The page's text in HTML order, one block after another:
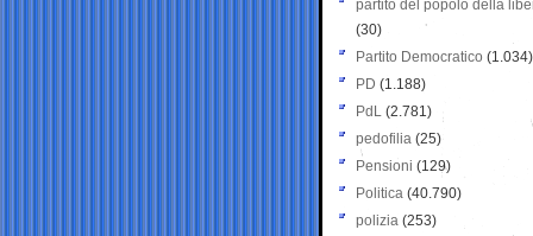
partito del popolo della
(30)
Partito Democratico (1.034)
PD (1.188)
PdL (2.781)
pedofilia (25)
Pensioni (129)
Politica (40.790)
polizia (253)